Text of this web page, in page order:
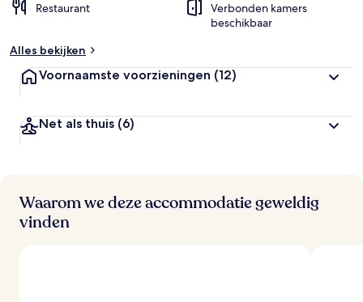
Restaurant
Verbonden kamers
beschikbaar
Alles bekijken
Voornaamste voorzieningen (12)
Net als thuis (6)
Waarom we deze accommodatie geweldig
vinden